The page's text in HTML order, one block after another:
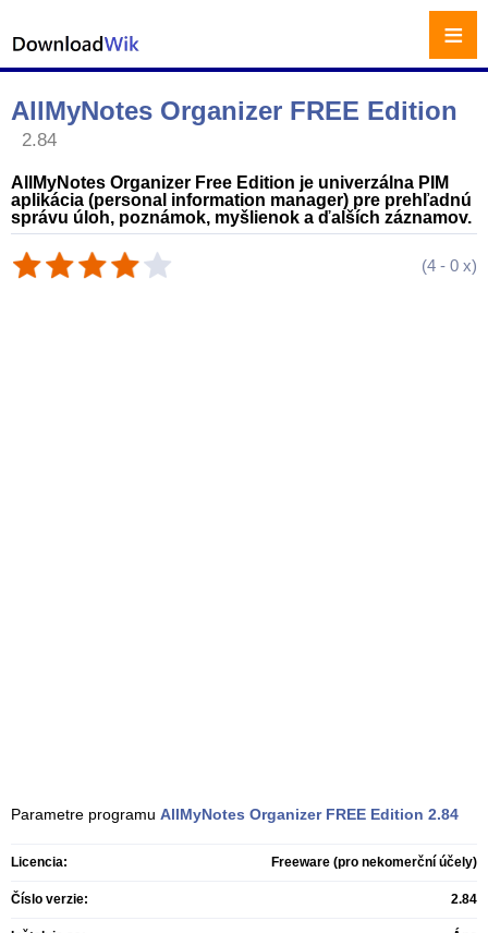
AllMyNotes Organizer FREE Edition
2.84
AllMyNotes Organizer Free Edition je univerzálna PIM
aplikácia (personal information manager) pre prehľadnú
správu úloh, poznámok, myšlienok a ďalších záznamov.
(4 - 0 x)
Parametre programu AllMyNotes Organizer FREE Edition 2.84
Licencia: Freeware (pro nekomerční účely)
Číslo verzie: 2.84
≡